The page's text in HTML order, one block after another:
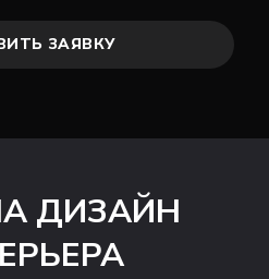
ЗАЯВКУ
ДИЗАЙН